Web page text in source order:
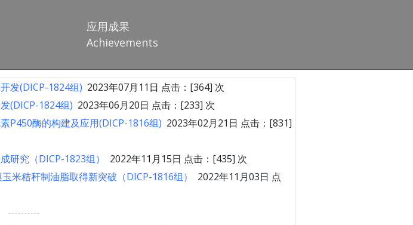
应用成果
Achievements
发(DICP-1824组) 2023年07月11日 点击：[364] 次
(DICP-1824组) 2023年06月20日 点击：[233] 次
P450酶的构建及应用(DICP-1816组) 2023年02月21日 点击：[831]
研究（DICP-1823组） 2022年11月15日 点击：[435] 次
米秸秆制油脂取得新突破（DICP-1816组）
2022年11月03日 点